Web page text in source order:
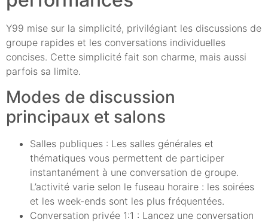
Y99 mise sur la simplicité, privilégiant les discussions de
groupe rapides et les conversations individuelles
concises. Cette simplicité fait son charme, mais aussi
parfois sa limite.
Modes de discussion
principaux et salons
Salles publiques : Les salles générales et
thématiques vous permettent de participer
instantanément à une conversation de groupe.
L’activité varie selon le fuseau horaire : les soirées
et les week-ends sont les plus fréquentées.
Conversation privée 1:1 : Lancez une conversation